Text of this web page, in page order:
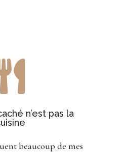
n’est pas la
beaucoup de mes